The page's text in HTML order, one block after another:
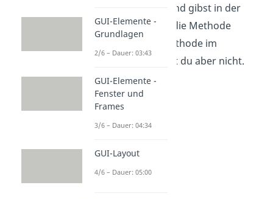
Methodenkörper, und gibst in der
Klasse nun an, was die Methode
machen soll. Die Methode im
Interface veränderst du aber nicht.
GUI-Elemente -
Grundlagen
2/6 – Dauer: 03:43
GUI-Elemente -
Fenster und
Frames
3/6 – Dauer: 04:34
GUI-Layout
4/6 – Dauer: 05:00